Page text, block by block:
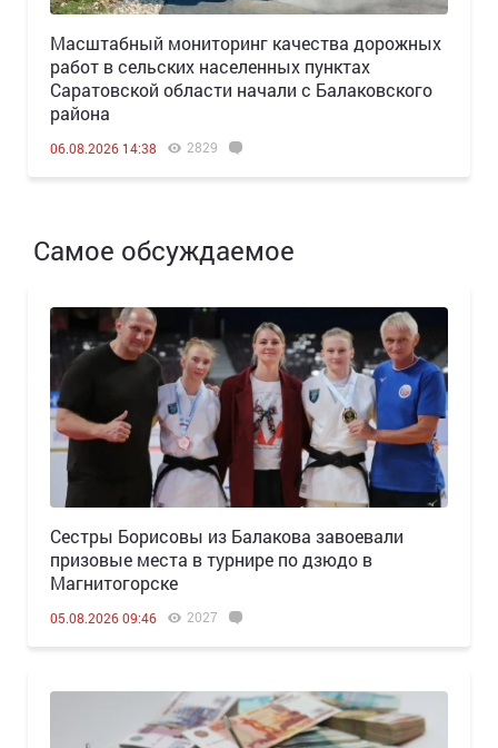
Масштабный мониторинг качества дорожных
работ в сельских населенных пунктах
Саратовской области начали с Балаковского
района
06.08.2026 14:38 2829
Самое обсуждаемое
Сестры Борисовы из Балакова завоевали
призовые места в турнире по дзюдо в
Магнитогорске
05.08.2026 09:46 2027